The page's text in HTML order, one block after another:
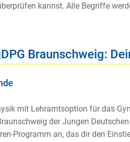
kannst. Alle Begriffe
Braunschweig:
mit Lehramtsoption für das
der Jungen
Programm an, das dir den